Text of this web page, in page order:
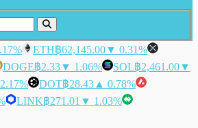
ETH฿62,145.00▼ 0.31%
DOGE฿2.33▼ 1.06% SOL฿2,461.00▼
DOT฿28.43 ▲ 0.78%
LINK฿271.01 ▼ 1.03%